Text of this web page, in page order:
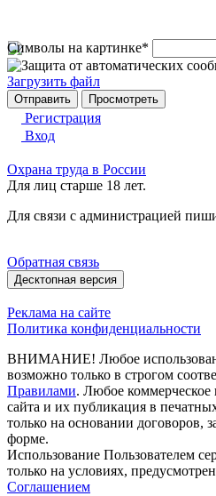
Символы на картинке*
Загрузить файл
Регистрация
Вход
Охрана труда в России
Для лиц старше 18 лет.
Для связи с администрацией
Обратная связь
Десктопная версия
Реклама на сайте
Политика конфиденциальности
ВНИМАНИЕ! Любое
возможно только в строгом
Правилами. Любое коммерческое
сайта и их публикация в
только на основании договоров,
форме.
Использование Пользователем
только на условиях,
Соглашением